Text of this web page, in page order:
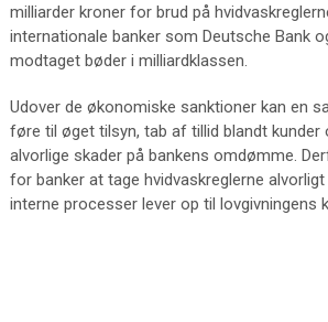
milliarder kroner for brud på
internationale banker som Deutsche Bank
modtaget bøder i milliardklassen.
Udover de økonomiske sanktioner kan en
føre til øget tilsyn, tab af tillid blandt
alvorlige skader på bankens omdømme.
for banker at tage hvidvaskreglerne
interne processer lever op til lovgivningens